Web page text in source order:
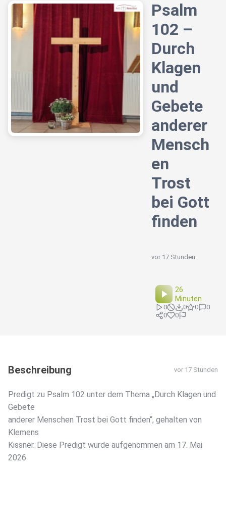
Psalm
102 –
Durch
Klagen
und
Gebete
anderer
Mensch
en
Trost
bei Gott
finden
vor 17 Stunden
26
Minuten
0 0 0
0
0
0
Beschreibung vor 17 Stunden
Predigt zu Psalm 102 unter dem Thema „Durch Klagen und
Gebete
anderer Menschen Trost bei Gott finden“, gehalten von
Klemens
Kissner. Diese Predigt wurde aufgenommen am 17. Mai
2026.